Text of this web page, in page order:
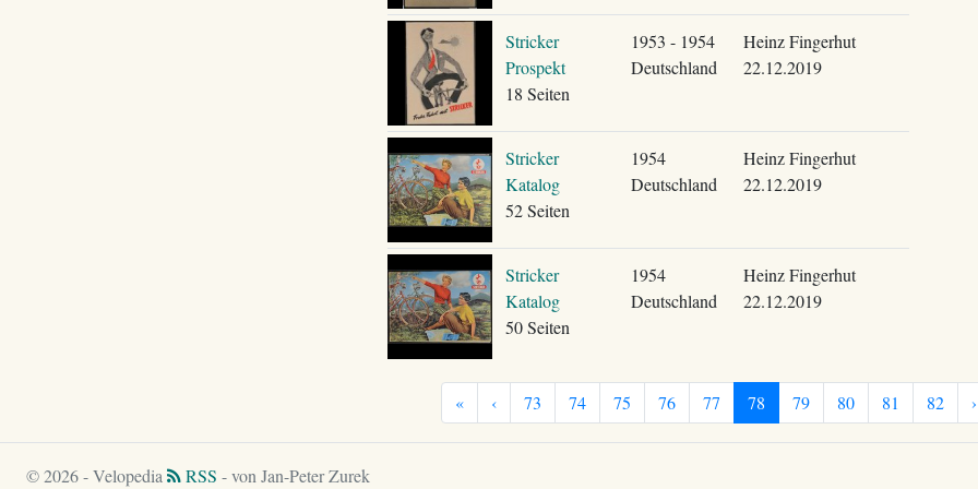
Stricker
Prospekt
18 Seiten
1953 - 1954
Deutschland
Heinz Fingerhut
22.12.2019
Stricker
Katalog
52 Seiten
1954
Deutschland
Heinz Fingerhut
22.12.2019
Stricker
Katalog
50 Seiten
1954
Deutschland
Heinz Fingerhut
22.12.2019
« ‹ 73 74 75 76 77 78 79 80 81 82 ›
© 2026 - Velopedia RSS - von Jan-Peter Zurek